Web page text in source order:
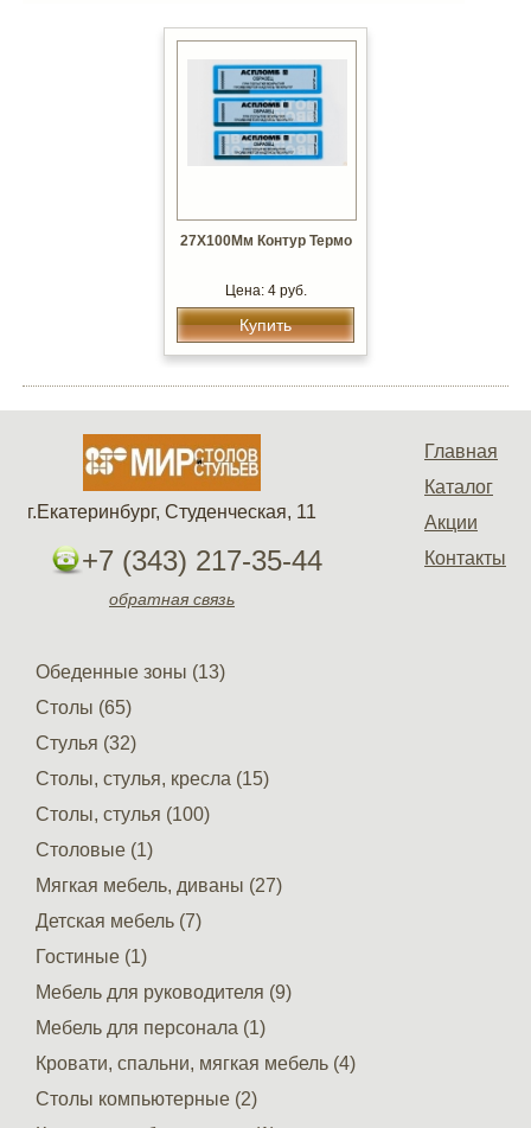
27Х100Мм Контур Термо
Цена: 4 руб.
Купить
Главная
Каталог
Акции
Контакты
г.Екатеринбург, Студенческая, 11
+7 (343) 217-35-44
обратная связь
Обеденные зоны (13)
Столы (65)
Стулья (32)
Столы, стулья, кресла (15)
Столы, стулья (100)
Столовые (1)
Мягкая мебель, диваны (27)
Детская мебель (7)
Гостиные (1)
Мебель для руководителя (9)
Мебель для персонала (1)
Кровати, спальни, мягкая мебель (4)
Столы компьютерные (2)